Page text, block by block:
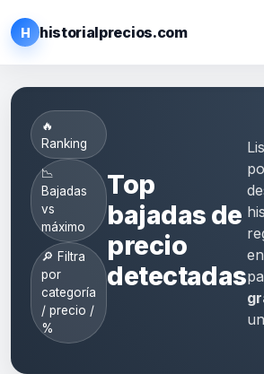
H historialprecios.com
🔥
Ranking
📉
Bajadas
vs
máximo
🔎 Filtra
por
categoría
/ precio /
%
Top
bajadas de
precio
detectadas